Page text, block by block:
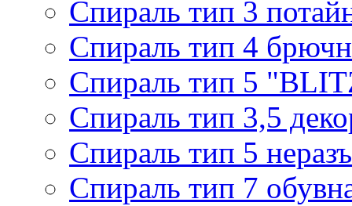
Спираль тип 3
Спираль тип 4
Спираль тип 5
Спираль тип 3,5
Спираль тип 5
Спираль тип 7